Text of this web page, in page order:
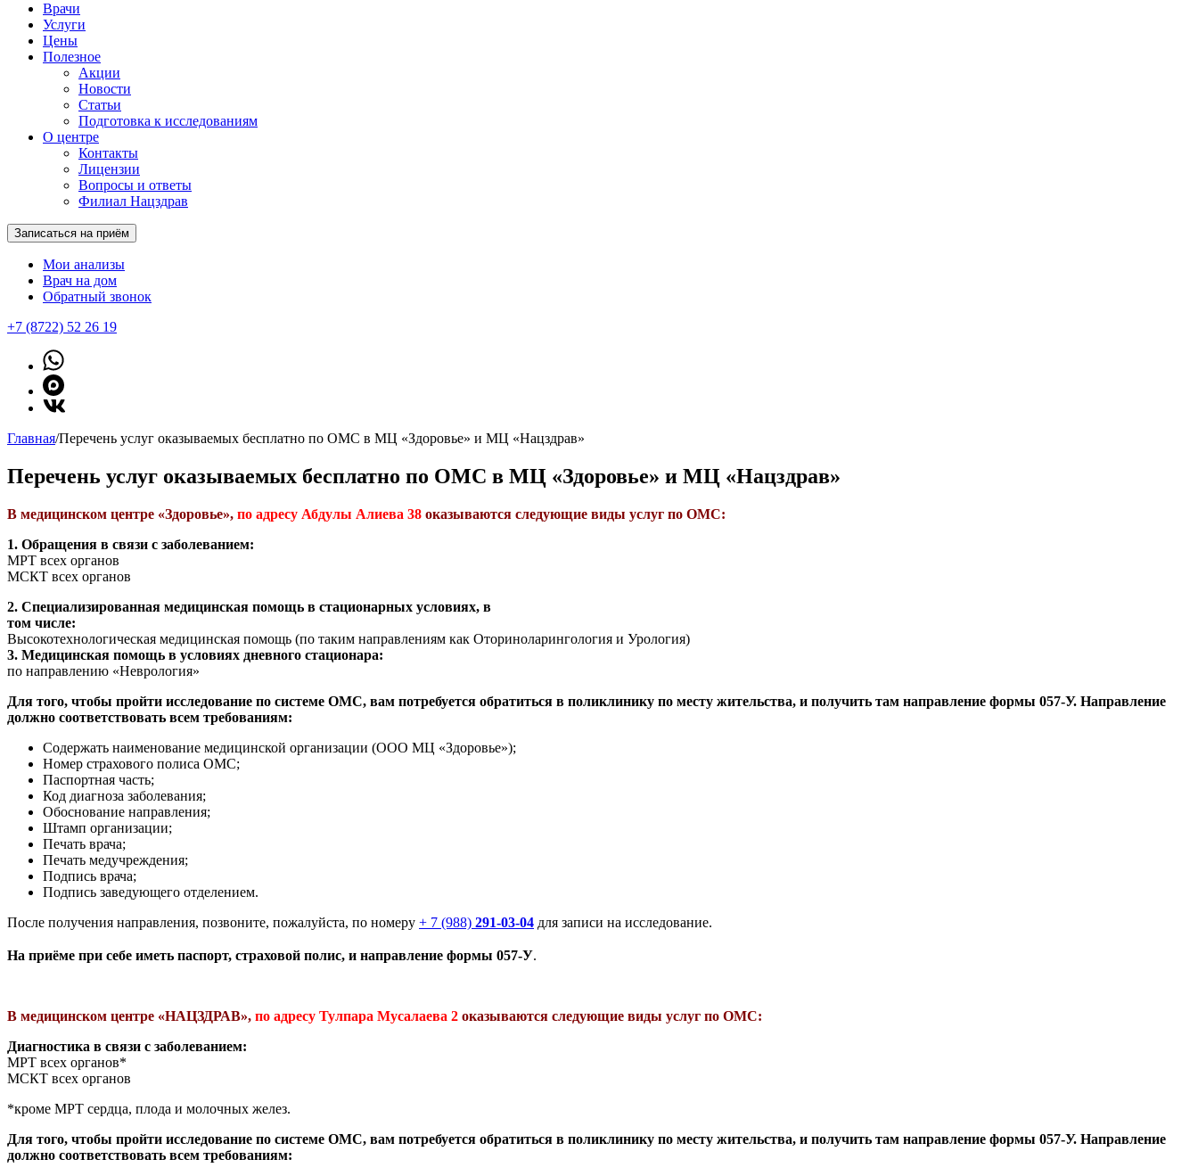
Врачи
Услуги
Цены
Полезное
Акции
Новости
Статьи
Подготовка к исследованиям
О центре
Контакты
Лицензии
Вопросы и ответы
Филиал Нацздрав
Записаться на приём
Мои анализы
Врач на дом
Обратный звонок
+7 (8722) 52 26 19
Главная/Перечень услуг оказываемых бесплатно по ОМС в МЦ «Здоровье» и МЦ «Нацздрав»
Перечень услуг оказываемых бесплатно по ОМС в МЦ «Здоровье» и МЦ «Нацздрав»
В медицинском центре «Здоровье», по адресу Абдулы Алиева 38 оказываются следующие виды услуг по ОМС:
1. Обращения в связи с заболеванием:
МРТ всех органов
МСКТ всех органов
2.⁠ Специализированная медицинская помощь в стационарных условиях, в
том числе:
Высокотехнологическая медицинская помощь (по таким направлениям как Оториноларингология и Урология)
3.⁠ ⁠Медицинская помощь в условиях дневного стационара:
по направлению «Неврология»
Для того, чтобы пройти исследование по системе ОМС, вам потребуется обратиться в поликлинику по месту жительства, и получить там направление формы 057-У. Направление
должно соответствовать всем требованиям:
Содержать наименование медицинской организации (ООО МЦ «Здоровье»);
Номер страхового полиса ОМС;
Паспортная часть;
Код диагноза заболевания;
Обоснование направления;
Штамп организации;
Печать врача;
Печать медучреждения;
Подпись врача;
Подпись заведующего отделением.
После получения направления, позвоните, пожалуйста, по номеру + 7 (988) 291-03-04 для записи на исследование.
На приёме при себе иметь паспорт, страховой полис, и направление формы 057-У.
В медицинском центре «НАЦЗДРАВ», по адресу Тулпара Мусалаева 2 оказываются следующие виды услуг по ОМС:
Диагностика в связи с заболеванием:
МРТ всех органов*
МСКТ всех органов
*кроме МРТ сердца, плода и молочных желез.
Для того, чтобы пройти исследование по системе ОМС, вам потребуется обратиться в поликлинику по месту жительства, и получить там направление формы 057-У. Направление
должно соответствовать всем требованиям: